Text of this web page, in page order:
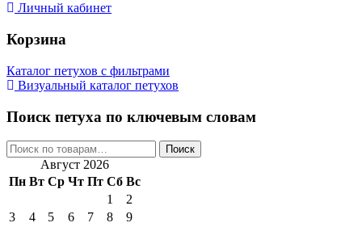
Личный кабинет
Корзина
Каталог петухов с фильтрами
Визуальный каталог петухов
Поиск петуха по ключевым словам
Искать: Поиск
Август 2026
Пн Вт Ср Чт Пт Сб Вс
1
2
3
4 5 6 7 8
9